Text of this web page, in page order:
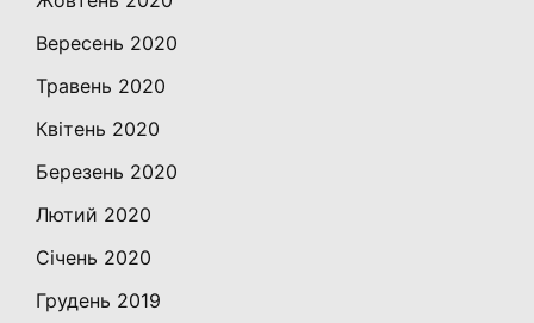
Вересень 2020
Травень 2020
Квітень 2020
Березень 2020
Лютий 2020
Січень 2020
Грудень 2019